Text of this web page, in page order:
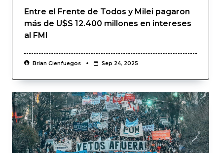
Entre el Frente de Todos y Milei pagaron
más de U$S 12.400 millones en intereses
al FMI
Brian Cienfuegos Sep 24, 2025